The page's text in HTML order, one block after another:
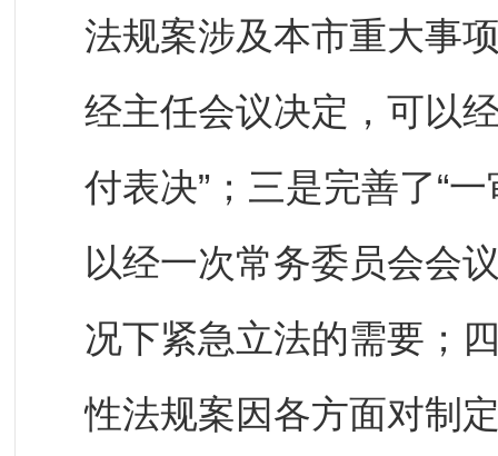
法规案涉及本市重大事
经主任会议决定，可以
付表决”；三是完善了“
以经一次常务委员会会
况下紧急立法的需要；
性法规案因各方面对制